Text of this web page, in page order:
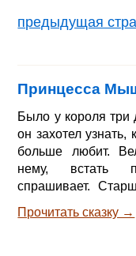
предыдущая
Принцесса
Было у короля три
он захотел узнать,
больше любит.
нему, встать
спрашивает.
королевство;
Прочитать сказку →